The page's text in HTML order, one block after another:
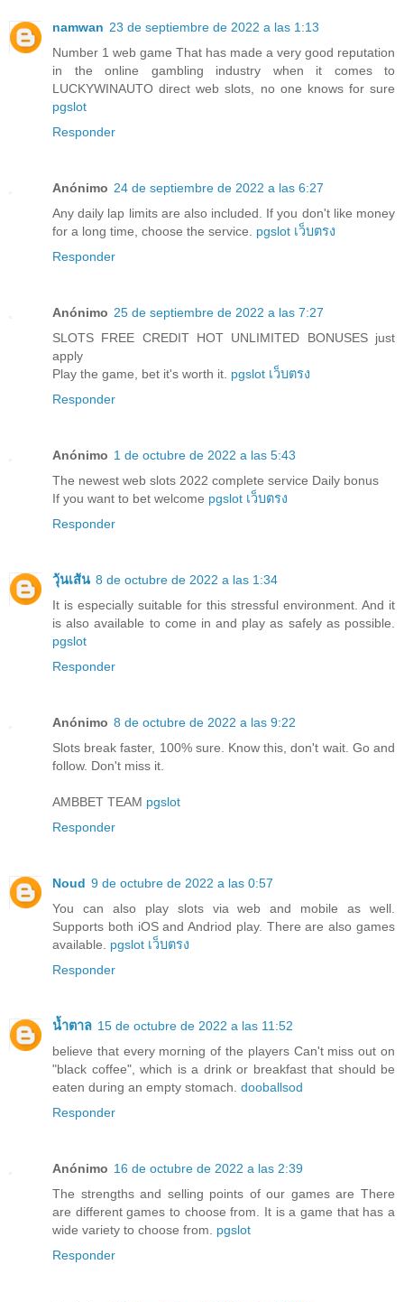
namwan 23 de septiembre de 2022 a las 1:13
Number 1 web game That has made a very good reputation
in the online gambling industry when it comes to
LUCKYWINAUTO direct web slots, no one knows for sure
pgslot
Responder
Anónimo 24 de septiembre de 2022 a las 6:27
Any daily lap limits are also included. If you don't like money
for a long time, choose the service. pgslot เว็บตรง
Responder
Anónimo 25 de septiembre de 2022 a las 7:27
SLOTS FREE CREDIT HOT UNLIMITED BONUSES just
apply
Play the game, bet it's worth it. pgslot เว็บตรง
Responder
Anónimo 1 de octubre de 2022 a las 5:43
The newest web slots 2022 complete service Daily bonus
If you want to bet welcome pgslot เว็บตรง
Responder
วุ้นเส้น 8 de octubre de 2022 a las 1:34
It is especially suitable for this stressful environment. And it
is also available to come in and play as safely as possible.
pgslot
Responder
Anónimo 8 de octubre de 2022 a las 9:22
Slots break faster, 100% sure. Know this, don't wait. Go and
follow. Don't miss it.
AMBBET TEAM pgslot
Responder
Noud 9 de octubre de 2022 a las 0:57
You can also play slots via web and mobile as well.
Supports both iOS and Andriod play. There are also games
available. pgslot เว็บตรง
Responder
น้ำตาล 15 de octubre de 2022 a las 11:52
believe that every morning of the players Can't miss out on
"black coffee", which is a drink or breakfast that should be
eaten during an empty stomach. dooballsod
Responder
Anónimo 16 de octubre de 2022 a las 2:39
The strengths and selling points of our games are There
are different games to choose from. It is a game that has a
wide variety to choose from. pgslot
Responder